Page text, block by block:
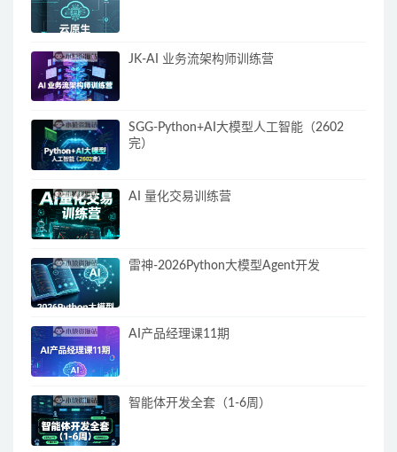
JK-AI 业务流架构师训练营
SGG-Python+AI大模型人工智能（2602
完）
AI 量化交易训练营
雷神-2026Python大模型Agent开发
AI产品经理课11期
智能体开发全套（1-6周）